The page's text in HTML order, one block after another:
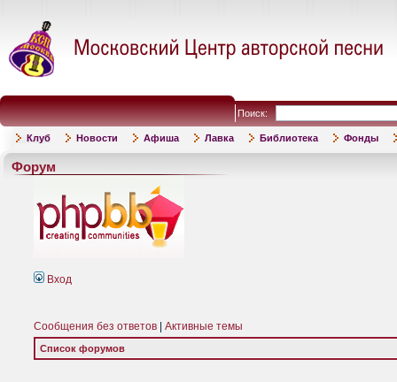
Поиск:
Клуб Новости Афиша Лавка Библиотека Фонды
Форум
Вход
Сообщения без ответов Активные темы
Список форумов